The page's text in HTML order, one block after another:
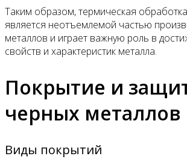
Таким образом, термическая
является неотъемлемой частью
металлов и играет важную роль в
свойств и характеристик металла.
Покрытие и
черных металлов
Виды покрытий